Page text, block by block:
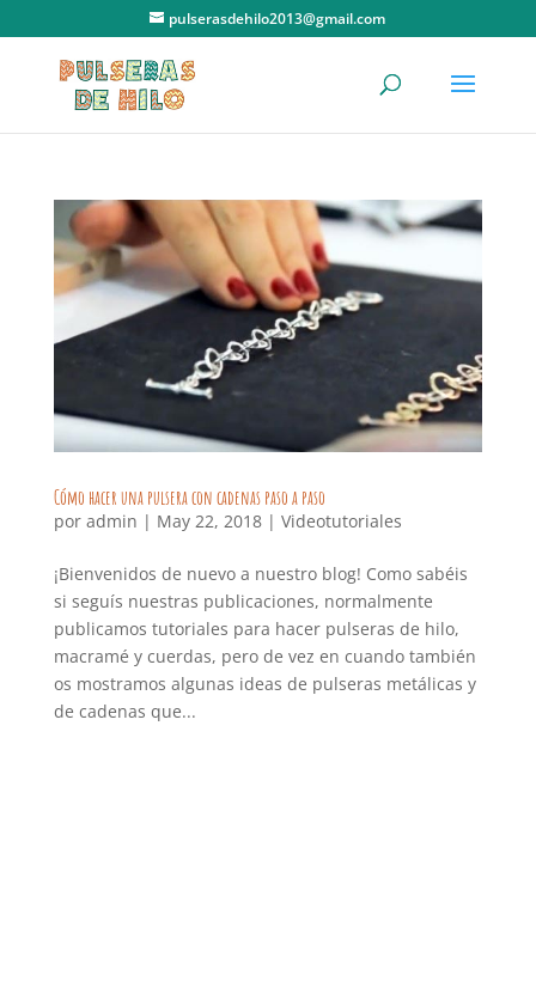
pulserasdehilo2013@gmail.com
Cómo hacer una pulsera con cadenas paso a paso
por admin | May 22, 2018| Videotutoriales
¡Bienvenidos de nuevo a nuestro blog! Como sabéis
si seguís nuestras publicaciones, normalmente
publicamos tutoriales para hacer pulseras de hilo,
macramé y cuerdas, pero de vez en cuando también
os mostramos algunas ideas de pulseras metálicas y
de cadenas que...